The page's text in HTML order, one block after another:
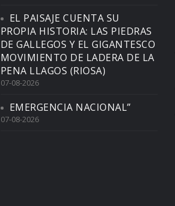
EL PAISAJE CUENTA SU
PROPIA HISTORIA: LAS PIEDRAS
DE GALLEGOS Y EL GIGANTESCO
MOVIMIENTO DE LADERA DE LA
PENA LLAGOS (RIOSA)
07-08-2026
EMERGENCIA NACIONAL”
07-08-2026